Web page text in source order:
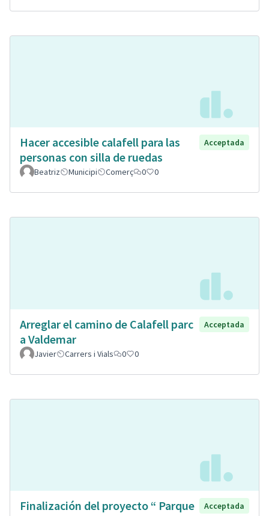
Hacer accesible calafell para las
personas con silla de ruedas
Acceptada
Beatriz Municipi Comerç 0 0
Arreglar el camino de Calafell parc
a Valdemar
Acceptada
Javier Carrers i Vials 0 0
Finalización del proyecto “ Parque
Acceptada